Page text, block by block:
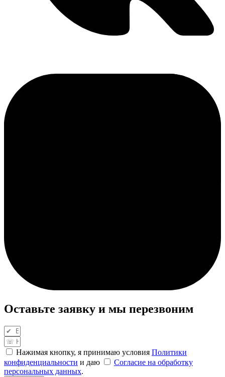
Оставьте заявку и мы перезвоним
Нажимая кнопку, я принимаю условия Политики
конфиденциальности и даю
Согласие на обработку
персональных данных.